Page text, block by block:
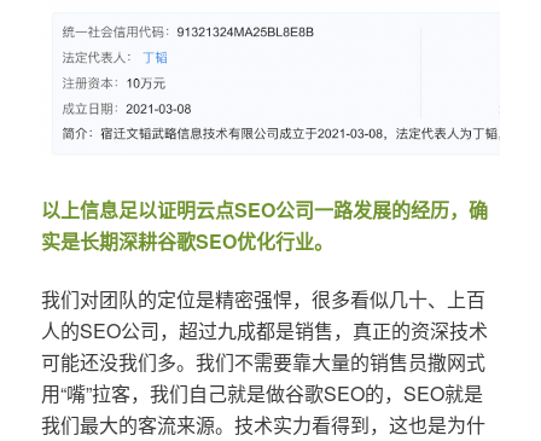
以上信息足以证明云点SEO公司一路发展的经历，确
实是长期深耕谷歌SEO优化行业。
我们对团队的定位是精密强悍，很多看似几十、上百
人的SEO公司，超过九成都是销售，真正的资深技术
可能还没我们多。我们不需要靠大量的销售员撒网式
用“嘴”拉客，我们自己就是做谷歌SEO的，SEO就是
我们最大的客流来源。技术实力看得到，这也是为什